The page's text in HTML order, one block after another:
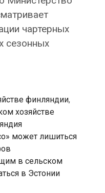
чартерных
сезонных
финляндии,
хозяйстве
может лишиться
в сельском
в Эстонии